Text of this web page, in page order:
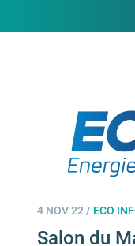
4 NOV 22/ ECO
Salon du